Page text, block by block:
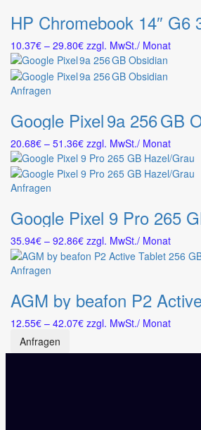
weist
mehrere
Varianten
auf.
Die
auf
der
Produktseite
gewählt
werden
10.37€ – 29.80€Preisspanne:
10.37€
29.80€
zzgl. MwSt./ Monat
Anfragen
weist
mehrere
Varianten
auf.
Die
auf
Produktseite
gewählt
Google Pixel 9a 256 GB
20.68€ – 51.36€Preisspanne:
20.68€
bis
51.36€
zzgl. MwSt./ Monat
Anfragen
weist
mehrere
Varianten
auf.
können
der
Produktseite
gewählt
Google Pixel 9 Pro 265
35.94€ – 92.86€Preisspanne:
35.94€
zzgl. MwSt./ Monat
Anfragen
weist
mehrere
Varianten
auf.
Die
12.55€ – 42.07€Preisspanne:
zzgl. MwSt./ Monat
Anfragen